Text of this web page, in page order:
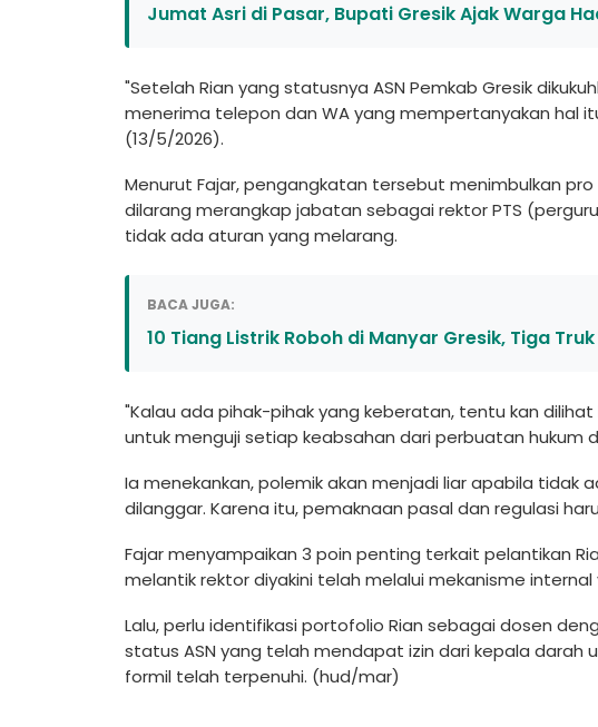
Jumat Asri di Pasar, Bupati Gresik Ajak Warga
"Setelah Rian yang statusnya ASN Pemkab Gresik
menerima telepon dan WA yang mempertanyakan hal
(13/5/2026).
Menurut Fajar, pengangkatan tersebut menimbulkan
dilarang merangkap jabatan sebagai rektor PTS
tidak ada aturan yang melarang.
BACA JUGA:
10 Tiang Listrik Roboh di Manyar Gresik, Tiga
"Kalau ada pihak-pihak yang keberatan, tentu kan
untuk menguji setiap keabsahan dari perbuatan hukum
Ia menekankan, polemik akan menjadi liar apabila tidak
dilanggar. Karena itu, pemaknaan pasal dan regulasi
Fajar menyampaikan 3 poin penting terkait pelantikan
melantik rektor diyakini telah melalui mekanisme
Lalu, perlu identifikasi portofolio Rian sebagai dosen
status ASN yang telah mendapat izin dari kepala darah
formil telah terpenuhi. (hud/mar)